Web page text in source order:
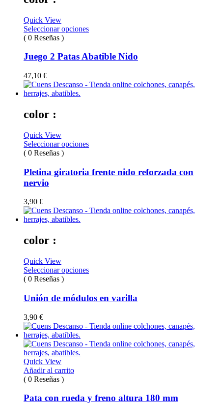
Quick View
Seleccionar opciones
( 0 Reseñas )
Juego 2 Patas Abatible Nido
47,10 €
color :
Quick View
Seleccionar opciones
( 0 Reseñas )
Pletina giratoria frente nido reforzada con
nervio
3,90 €
color :
Quick View
Seleccionar opciones
( 0 Reseñas )
Unión de módulos en varilla
3,90 €
Quick View
Añadir al carrito
( 0 Reseñas )
Pata con rueda y freno altura 180 mm